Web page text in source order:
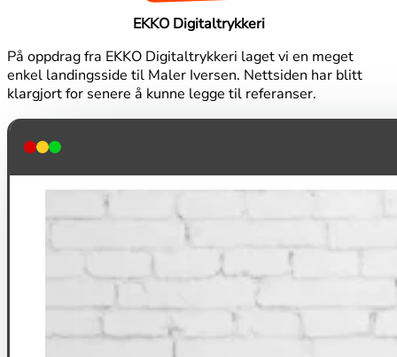
EKKO Digitaltrykkeri
På oppdrag fra EKKO Digitaltrykkeri laget vi en meget
enkel landingsside til Maler Iversen. Nettsiden har blitt
klargjort for senere å kunne legge til referanser.